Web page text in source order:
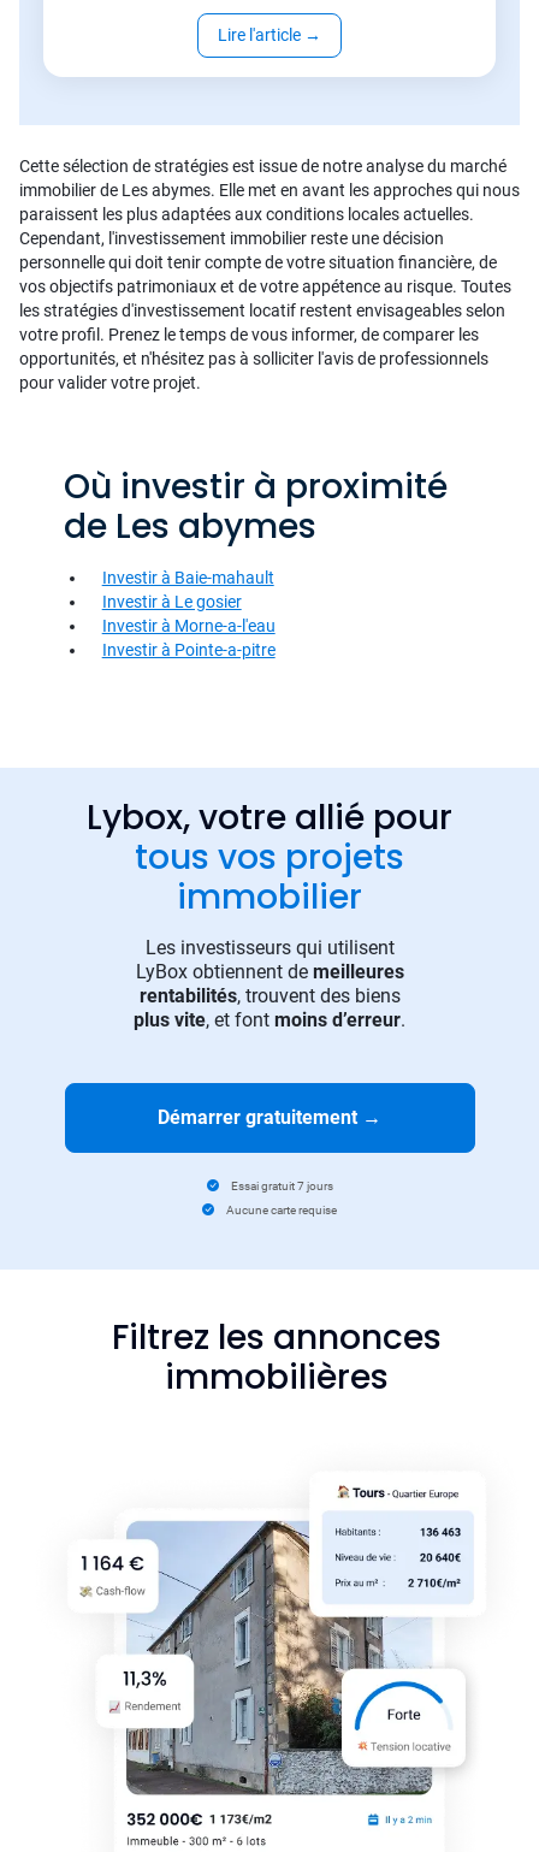
Lire l'article →
Cette sélection de stratégies est issue de notre analyse du marché
immobilier de Les abymes. Elle met en avant les approches qui nous
paraissent les plus adaptées aux conditions locales actuelles.
Cependant, l'investissement immobilier reste une décision
personnelle qui doit tenir compte de votre situation financière, de
vos objectifs patrimoniaux et de votre appétence au risque. Toutes
les stratégies d'investissement locatif restent envisageables selon
votre profil. Prenez le temps de vous informer, de comparer les
opportunités, et n'hésitez pas à solliciter l'avis de professionnels
pour valider votre projet.
Où investir à proximité
de Les abymes
Investir à Baie-mahault
Investir à Le gosier
Investir à Morne-a-l'eau
Investir à Pointe-a-pitre
Lybox, votre allié pour
tous vos projets
immobilier
Les investisseurs qui utilisent
LyBox obtiennent de meilleures
rentabilités, trouvent des biens
plus vite, et font moins d’erreur.
Démarrer gratuitement →
Essai gratuit 7 jours
Aucune carte requise
Filtrez les annonces
immobilières